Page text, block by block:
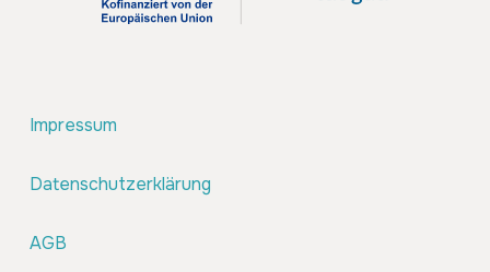
Impressum
Datenschutzerklärung
AGB